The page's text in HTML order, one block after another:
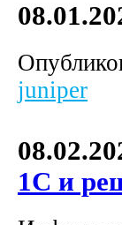
juniper
1С и